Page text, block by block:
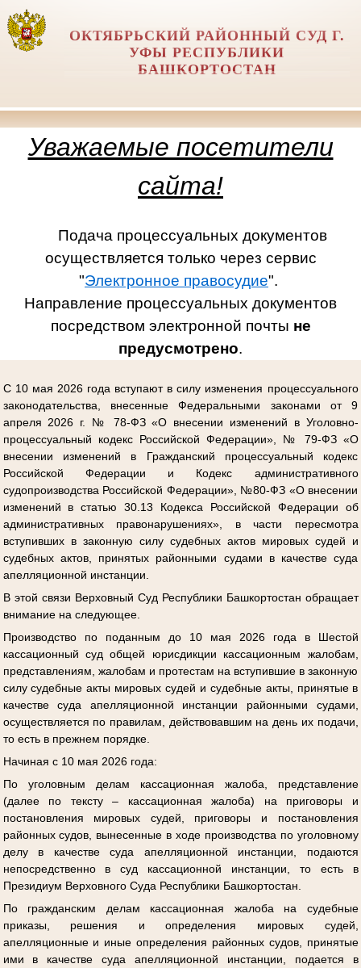
ОКТЯБРЬСКИЙ РАЙОННЫЙ СУД Г.
УФЫ РЕСПУБЛИКИ
БАШКОРТОСТАН
Уважаемые посетители
сайта!
Подача процессуальных документов
осуществляется только через сервис
"Электронное правосудие".
Направление процессуальных документов
посредством электронной почты не
предусмотрено.
С 10 мая 2026 года вступают в силу изменения процессуального
законодательства, внесенные Федеральными законами от 9
апреля 2026 г. № 78-ФЗ «О внесении изменений в Уголовно-
процессуальный кодекс Российской Федерации», № 79-ФЗ «О
внесении изменений в Гражданский процессуальный кодекс
Российской Федерации и Кодекс административного
судопроизводства Российской Федерации», №80-ФЗ «О внесении
изменений в статью 30.13 Кодекса Российской Федерации об
административных правонарушениях», в части пересмотра
вступивших в законную силу судебных актов мировых судей и
судебных актов, принятых районными судами в качестве суда
апелляционной инстанции.
В этой связи Верховный Суд Республики Башкортостан обращает
внимание на следующее.
Производство по поданным до 10 мая 2026 года в Шестой
кассационный суд общей юрисдикции кассационным жалобам,
представлениям, жалобам и протестам на вступившие в законную
силу судебные акты мировых судей и судебные акты, принятые в
качестве суда апелляционной инстанции районными судами,
осуществляется по правилам, действовавшим на день их подачи,
то есть в прежнем порядке.
Начиная с 10 мая 2026 года:
По уголовным делам кассационная жалоба, представление
(далее по тексту – кассационная жалоба) на приговоры и
постановления мировых судей, приговоры и постановления
районных судов, вынесенные в ходе производства по уголовному
делу в качестве суда апелляционной инстанции, подаются
непосредственно в суд кассационной инстанции, то есть в
Президиум Верховного Суда Республики Башкортостан.
По гражданским делам кассационная жалоба на судебные
приказы, решения и определения мировых судей,
апелляционные и иные определения районных судов, принятые
ими в качестве суда апелляционной инстанции, подается в